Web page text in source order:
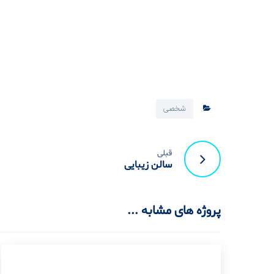
شخصی
قبلی
سالن زیبایی
پروژه های مشابه ...